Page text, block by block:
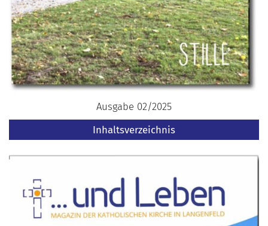
Ausgabe 02/2025
Inhaltsverzeichnis